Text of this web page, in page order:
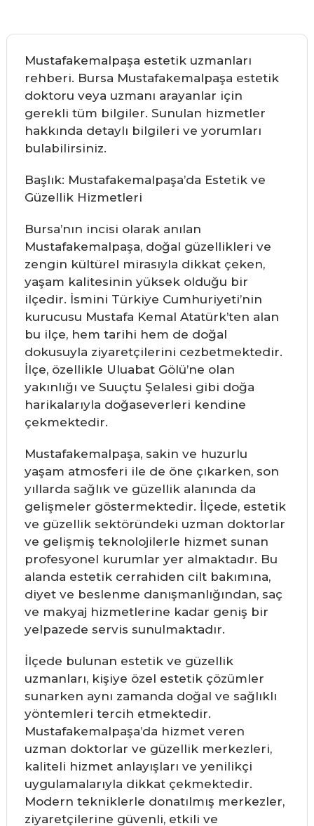
Mustafakemalpaşa estetik uzmanları
rehberi. Bursa Mustafakemalpaşa estetik
doktoru veya uzmanı arayanlar için
gerekli tüm bilgiler. Sunulan hizmetler
hakkında detaylı bilgileri ve yorumları
bulabilirsiniz.
Başlık: Mustafakemalpaşa’da Estetik ve
Güzellik Hizmetleri
Bursa’nın incisi olarak anılan
Mustafakemalpaşa, doğal güzellikleri ve
zengin kültürel mirasıyla dikkat çeken,
yaşam kalitesinin yüksek olduğu bir
ilçedir. İsmini Türkiye Cumhuriyeti’nin
kurucusu Mustafa Kemal Atatürk’ten alan
bu ilçe, hem tarihi hem de doğal
dokusuyla ziyaretçilerini cezbetmektedir.
İlçe, özellikle Uluabat Gölü’ne olan
yakınlığı ve Suuçtu Şelalesi gibi doğa
harikalarıyla doğaseverleri kendine
çekmektedir.
Mustafakemalpaşa, sakin ve huzurlu
yaşam atmosferi ile de öne çıkarken, son
yıllarda sağlık ve güzellik alanında da
gelişmeler göstermektedir. İlçede, estetik
ve güzellik sektöründeki uzman doktorlar
ve gelişmiş teknolojilerle hizmet sunan
profesyonel kurumlar yer almaktadır. Bu
alanda estetik cerrahiden cilt bakımına,
diyet ve beslenme danışmanlığından, saç
ve makyaj hizmetlerine kadar geniş bir
yelpazede servis sunulmaktadır.
İlçede bulunan estetik ve güzellik
uzmanları, kişiye özel estetik çözümler
sunarken aynı zamanda doğal ve sağlıklı
yöntemleri tercih etmektedir.
Mustafakemalpaşa’da hizmet veren
uzman doktorlar ve güzellik merkezleri,
kaliteli hizmet anlayışları ve yenilikçi
uygulamalarıyla dikkat çekmektedir.
Modern tekniklerle donatılmış merkezler,
ziyaretçilerine güvenli, etkili ve